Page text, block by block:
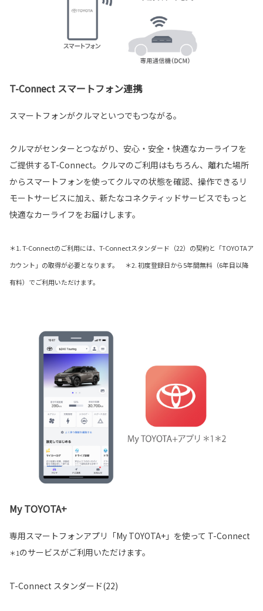
T-Connect スマートフォン連携
スマートフォンがクルマといつでもつながる。
クルマがセンターとつながり、安心・安全・快適なカーライフを
ご提供するT-Connect。クルマのご利用はもちろん、離れた場所
からスマートフォンを使ってクルマの状態を確認、操作できるリ
モートサービスに加え、新たなコネクティッドサービスでもっと
快適なカーライフをお届けします。
＊1. T-Connectのご利用には、T-Connectスタンダード（22）の契約と「TOYOTAア
カウント」の取得が必要となります。 ＊2. 初度登録日から5年間無料（6年目以降
有料）でご利用いただけます。
My TOYOTA+
専用スマートフォンアプリ「My TOYOTA+」を使って T-Connect
＊1のサービスがご利用いただけます。
T-Connect スタンダード(22)